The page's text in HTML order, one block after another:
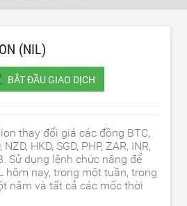
(NIL)
BẮT ĐẦU GIAO DỊCH
thay đổi giá các đồng BTC,
NZD, HKD, SGD, PHP, ZAR, INR,
Sử dụng lệnh chức năng để
hôm nay, trong một tuần, trong
năm và tất cả các mốc thời